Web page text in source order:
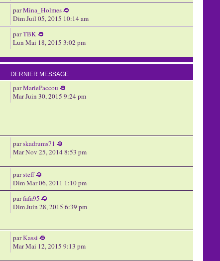
parMina_Holmes
Dim Juil 05, 2015 10:14 am
parTBK
Lun Mai 18, 2015 3:02 pm
DERNIER MESSAGE
parMariePaccou
Mar Juin 30, 2015 9:24 pm
parskadrums71
Mar Nov 25, 2014 8:53 pm
parsteff
Dim Mar 06, 2011 1:10 pm
parfafa95
Dim Juin 28, 2015 6:39 pm
parKassi
Mar Mai 12, 2015 9:13 pm